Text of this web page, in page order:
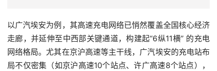
以广汽埃安为例，其高速充电网络已悄然覆盖全国核心经济
走廊，并延伸至中西部关键通道，构建起“6纵11横” 的充电
网络格局。尤其在京沪高速等主干线，广汽埃安的充电站布
局不仅密集（如京沪高速10个站点、许广高速8个站点），